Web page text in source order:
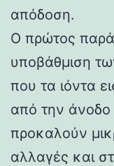
απόδοση.
Ο πρώτος
υποβάθμιση
που τα ιόντα
από την άνοδο
προκαλούν
αλλαγές και